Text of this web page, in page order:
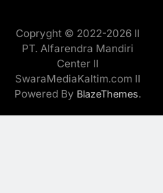
Copryght © 2022-2026 II
PT. Alfarendra Mandiri
Center II
SwaraMediaKaltim.com II
Powered By BlazeThemes.